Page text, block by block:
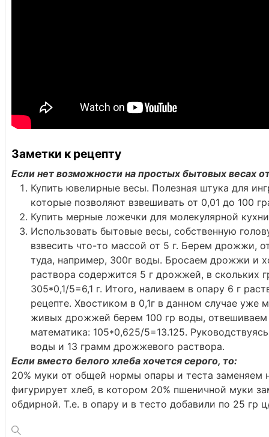
Заметки к рецепту
Если нет возможности на простых бытовых весах
Купить ювелирные весы. Полезная штука для
которые позволяют взвешивать от 0,01 до 100
Купить мерные ложечки для молекулярной кухни
Использовать бытовые весы, собственную
взвесить что-то массой от 5 г. Берем дрожжи,
туда, например, 300г воды. Бросаем дрожжи и
раствора содержится 5 г дрожжей, в скольких
305*0,1/5=6,1 г. Итого, наливаем в опару 6 г
рецепте. Хвостиком в 0,1г в данном случае уже
живых дрожжей берем 100 гр воды,
математика: 105*0,625/5=13.125.
воды и 13 грамм дрожжевого раствора.
Если вместо белого хлеба хочется серого, то:
20% муки от общей нормы опары и теста заменяем
фигурирует хлеб, в котором 20% пшеничной муки
обдирной. Т.е. в опару и в тесто добавили по 25